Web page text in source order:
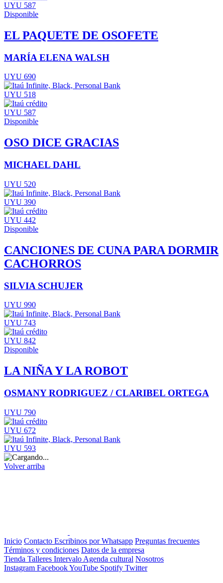
UYU 587
Disponible
EL PAQUETE DE OSOFETE
MARÍA ELENA WALSH
UYU 690
UYU 518
UYU 587
Disponible
OSO DICE GRACIAS
MICHAEL DAHL
UYU 520
UYU 390
UYU 442
Disponible
CANCIONES DE CUNA PARA DORMIR
CACHORROS
SILVIA SCHUJER
UYU 990
UYU 743
UYU 842
Disponible
LA NIÑA Y LA ROBOT
OSMANY RODRIGUEZ / CLARIBEL ORTEGA
UYU 790
UYU 672
UYU 593
Volver arriba
Inicio Contacto Escribinos por Whatsapp Preguntas frecuentes
Términos y condiciones Datos de la empresa
Tienda Talleres Intervalo Agenda cultural Nosotros
Instagram FacebookYouTube Spotify Twitter